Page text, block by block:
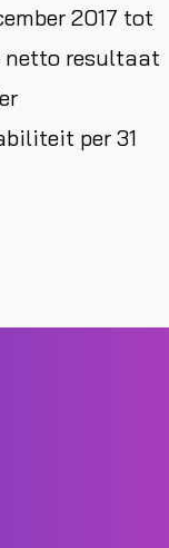
2017 tot
netto resultaat
per 31